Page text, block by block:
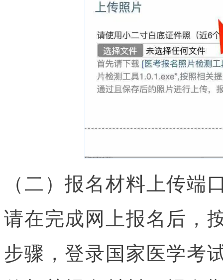
（二）报名材料上传端
请在完成网上报名后，
步骤，登录国家医学考